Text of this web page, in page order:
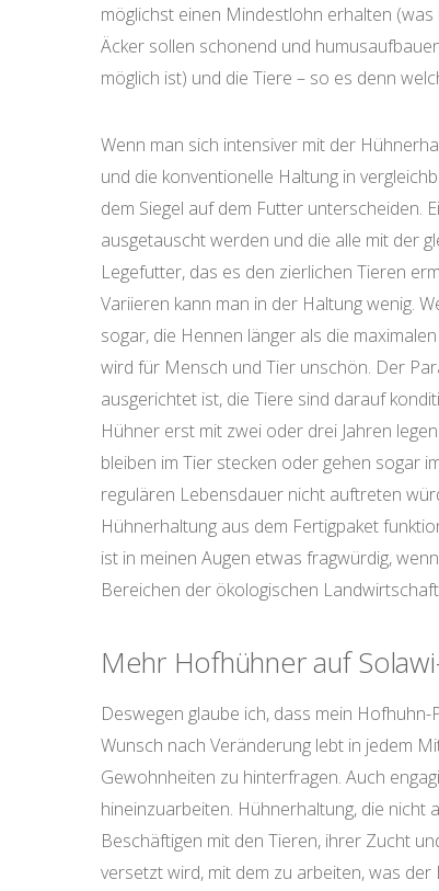
möglichst einen Mindestlohn erhalten
Äcker sollen schonend und
möglich ist) und die Tiere – so es denn
Wenn man sich intensiver mit der
und die konventionelle Haltung in
dem Siegel auf dem Futter unterscheiden.
ausgetauscht werden und die alle mit der
Legefutter, das es den zierlichen Tieren
Variieren kann man in der Haltung wenig.
sogar, die Hennen länger als die
wird für Mensch und Tier unschön. Der
ausgerichtet ist, die Tiere sind darauf
Hühner erst mit zwei oder drei Jahren
bleiben im Tier stecken oder gehen sogar
regulären Lebensdauer nicht auftreten
Hühnerhaltung aus dem Fertigpaket
ist in meinen Augen etwas fragwürdig,
Bereichen der ökologischen
Mehr Hofhühner auf
Deswegen glaube ich, dass mein
Wunsch nach Veränderung lebt in jedem
Gewohnheiten zu hinterfragen. Auch
hineinzuarbeiten. Hühnerhaltung, die
Beschäftigen mit den Tieren, ihrer Zucht
versetzt wird, mit dem zu arbeiten, was